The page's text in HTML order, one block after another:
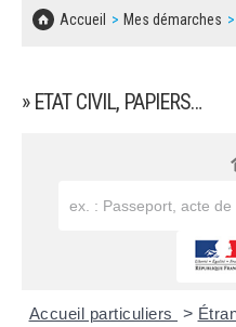
Accueil Mes démarches
» ETAT CIVIL, PAPIERS…
Accueil particuliers >
CONCERTATIONS PUBLIQUES
SOLIDARITÉ, LOGEMENT
SÉNIORS
BESOIN D'UNE AIDE ?
LES ASSOCIATIONS
MARCHÉS PUBLICS
DOCUMENT
REGLEMENT LOCAL DE
DECLARATION DE
DOSSIER DE DEMANDE DE